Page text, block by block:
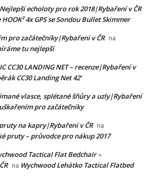
echoloty pro rok 2018|Rybaření v ČR
4x GPS se Sondou Bullet Skimmer
pro začátečníky|Rybaření v ČR na
tu nejlepší
CC30 LANDING NET – recenze|Rybaření v
CC30 Landing Net 42’
vlasce, splétané šňůry a uzly|Rybaření
pro začátečníky
na kapry|Rybaření v ČR na
pruty – průvodce pro nákup 2017
Tactical Flat Bedchair –
na Wychwood Lehátko Tactical Flatbed